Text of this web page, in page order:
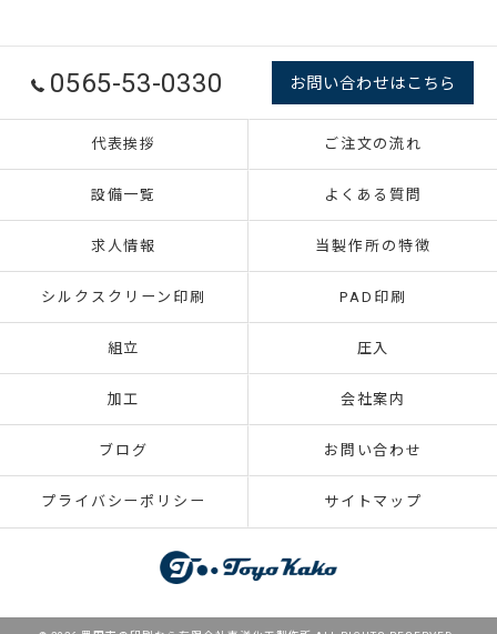
0565-53-0330 お問い合わせはこちら
代表挨拶 ご注文の流れ
設備一覧 よくある質問
求人情報 当製作所の特徴
シルクスクリーン印刷 PAD印刷
組立 圧入
加工 会社案内
ブログ お問い合わせ
プライバシーポリシー サイトマップ